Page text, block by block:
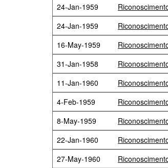
24-Jan-1959
24-Jan-1959
16-May-1959
31-Jan-1958
11-Jan-1960
4-Feb-1959
8-May-1959
22-Jan-1960
27-May-1960